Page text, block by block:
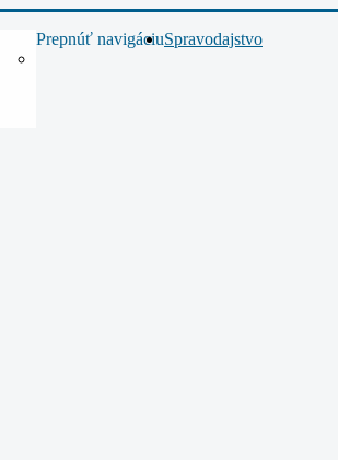
Prepnúť navigáciuSpravodajstvo